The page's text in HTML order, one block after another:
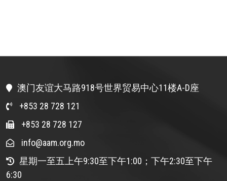
澳门友谊大马路918号世界贸易中心11楼A-D座
+853 28 728 121
+853 28 728 127
info@aam.org.mo
星期一至五上午9:30至下午1:00；下午2:30至下午
6:30